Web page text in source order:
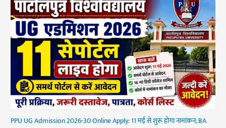
PPU UG Admission 2026-30 Online Apply: 11 मई से शुरू होगा नामांकन, BA